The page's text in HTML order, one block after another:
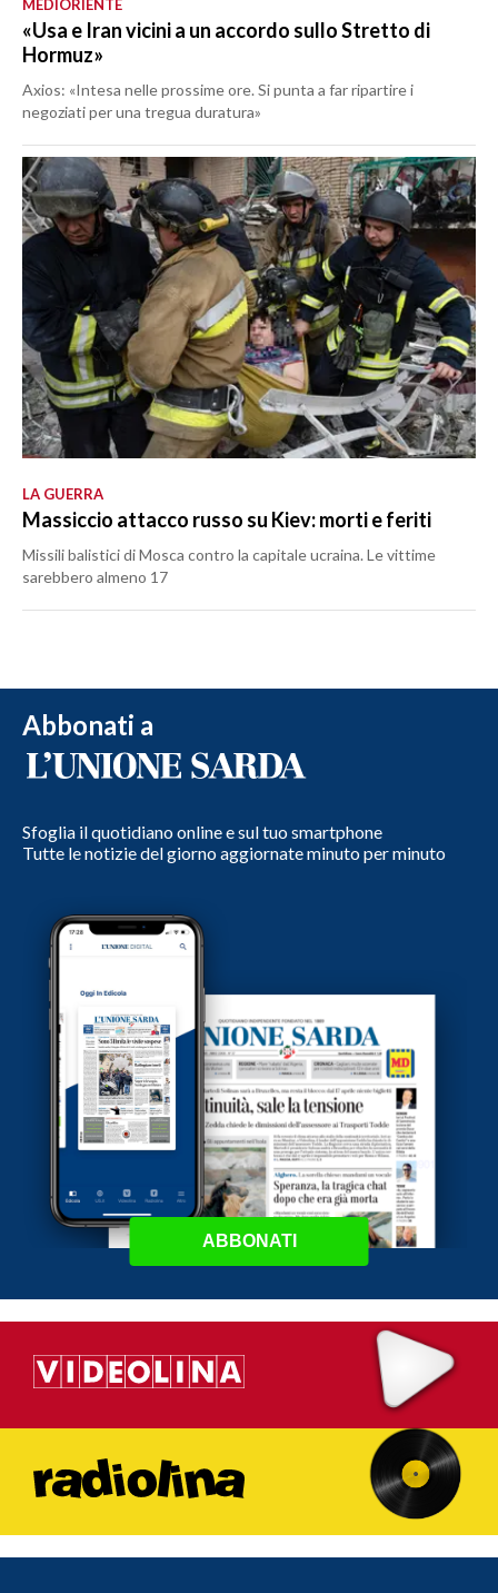
MEDIORIENTE
«Usa e Iran vicini a un accordo sullo Stretto di
Hormuz»
Axios: «Intesa nelle prossime ore. Si punta a far ripartire i
negoziati per una tregua duratura»
LA GUERRA
Massiccio attacco russo su Kiev: morti e feriti
Missili balistici di Mosca contro la capitale ucraina. Le vittime
sarebbero almeno 17
Abbonati a
Sfoglia il quotidiano online e sul tuo smartphone
Tutte le notizie del giorno aggiornate minuto per minuto
ABBONATI